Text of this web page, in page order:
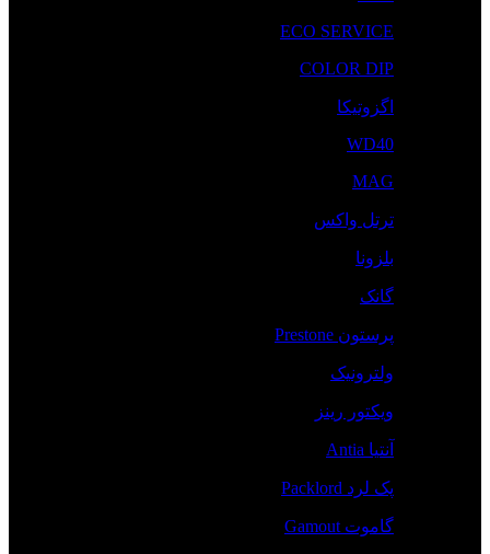
ECO SERVICE
COLOR DIP
اگزوتیکا
WD40
MAG
ترتل واکس
بلزونا
گانک
پرستون Prestone
ولترونیک
ویکتور رینز
آنتیا Antia
پک لرد Packlord
گاموت Gamout